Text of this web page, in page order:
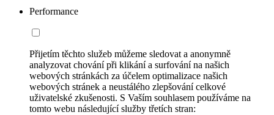
Performance
Přijetím těchto služeb můžeme sledovat a anonymně
analyzovat chování při klikání a surfování na našich
webových stránkách za účelem optimalizace našich
webových stránek a neustálého zlepšování celkové
uživatelské zkušenosti. S Vaším souhlasem používáme na
tomto webu následující služby třetích stran: